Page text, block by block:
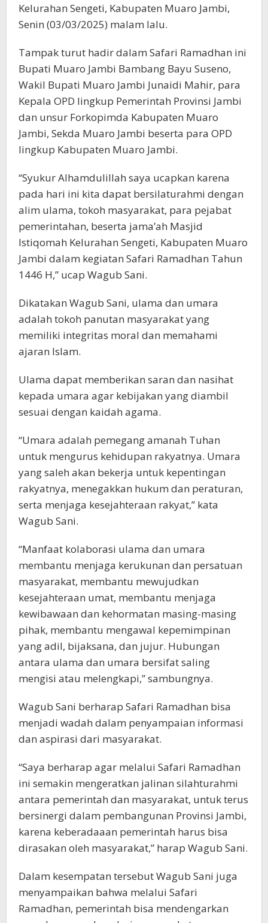
Kelurahan Sengeti, Kabupaten Muaro Jambi,
Senin (03/03/2025) malam lalu.
Tampak turut hadir dalam Safari Ramadhan ini
Bupati Muaro Jambi Bambang Bayu Suseno,
Wakil Bupati Muaro Jambi Junaidi Mahir, para
Kepala OPD lingkup Pemerintah Provinsi Jambi
dan unsur Forkopimda Kabupaten Muaro
Jambi, Sekda Muaro Jambi beserta para OPD
lingkup Kabupaten Muaro Jambi.
“Syukur Alhamdulillah saya ucapkan karena
pada hari ini kita dapat bersilaturahmi dengan
alim ulama, tokoh masyarakat, para pejabat
pemerintahan, beserta jama’ah Masjid
Istiqomah Kelurahan Sengeti, Kabupaten Muaro
Jambi dalam kegiatan Safari Ramadhan Tahun
1446 H,” ucap Wagub Sani.
Dikatakan Wagub Sani, ulama dan umara
adalah tokoh panutan masyarakat yang
memiliki integritas moral dan memahami
ajaran Islam.
Ulama dapat memberikan saran dan nasihat
kepada umara agar kebijakan yang diambil
sesuai dengan kaidah agama.
“Umara adalah pemegang amanah Tuhan
untuk mengurus kehidupan rakyatnya. Umara
yang saleh akan bekerja untuk kepentingan
rakyatnya, menegakkan hukum dan peraturan,
serta menjaga kesejahteraan rakyat,” kata
Wagub Sani.
“Manfaat kolaborasi ulama dan umara
membantu menjaga kerukunan dan persatuan
masyarakat, membantu mewujudkan
kesejahteraan umat, membantu menjaga
kewibawaan dan kehormatan masing-masing
pihak, membantu mengawal kepemimpinan
yang adil, bijaksana, dan jujur. Hubungan
antara ulama dan umara bersifat saling
mengisi atau melengkapi,” sambungnya.
Wagub Sani berharap Safari Ramadhan bisa
menjadi wadah dalam penyampaian informasi
dan aspirasi dari masyarakat.
“Saya berharap agar melalui Safari Ramadhan
ini semakin mengeratkan jalinan silahturahmi
antara pemerintah dan masyarakat, untuk terus
bersinergi dalam pembangunan Provinsi Jambi,
karena keberadaaan pemerintah harus bisa
dirasakan oleh masyarakat,” harap Wagub Sani.
Dalam kesempatan tersebut Wagub Sani juga
menyampaikan bahwa melalui Safari
Ramadhan, pemerintah bisa mendengarkan